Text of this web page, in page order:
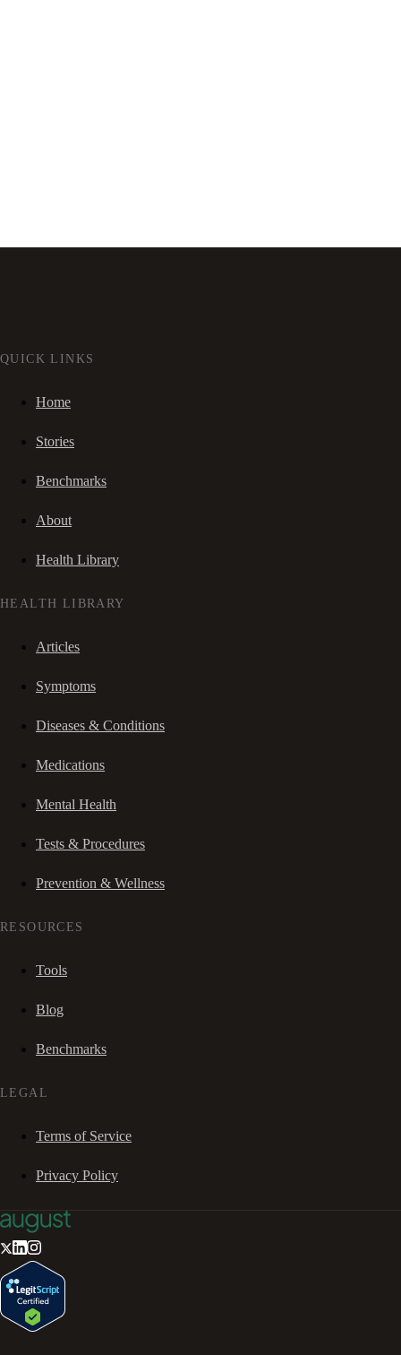
QUICK LINKS
Home
Stories
Benchmarks
About
Health Library
HEALTH LIBRARY
Articles
Symptoms
Diseases & Conditions
Medications
Mental Health
Tests & Procedures
Prevention & Wellness
RESOURCES
Tools
Blog
Benchmarks
LEGAL
Terms of Service
Privacy Policy